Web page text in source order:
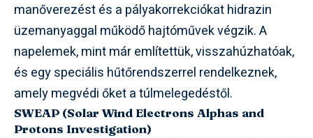
manőverezést és a pályakorrekciókat hidrazin
üzemanyaggal működő hajtóművek végzik. A
napelemek, mint már említettük, visszahúzhatóak,
és egy speciális hűtőrendszerrel rendelkeznek,
amely megvédi őket a túlmelegedéstől.
SWEAP (Solar Wind Electrons Alphas and
Protons Investigation)